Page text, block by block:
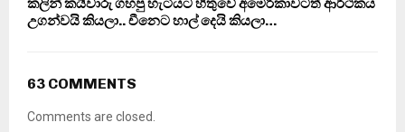
කලින් කයිවාරු ගහපු හැටියට හිතුවේ අමෙරිකාවටත් ආර්ථිකය
උගන්වයි කියලා.. චීනෙට හාල් දෙයි කියලා…
63 COMMENTS
Comments are closed.